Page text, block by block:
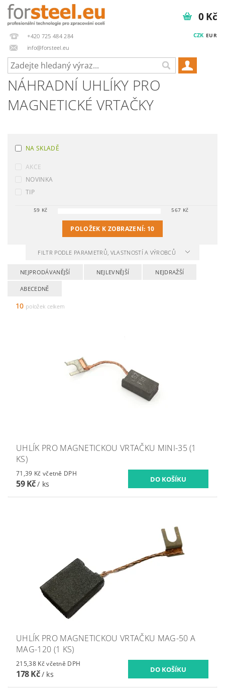
+420 725 484 284
info@forsteel.eu
CZK EUR
0 Kč
NÁHRADNÍ UHLÍKY PRO
MAGNETICKÉ VRTAČKY
NA SKLADĚ
AKCE
NOVINKA
TIP
59 Kč 567 Kč
POLOŽEK K ZOBRAZENÍ: 10
FILTR PODLE PARAMETRŮ, VLASTNOSTÍ A VÝROBCŮ
NEJPRODÁVANĚJŠÍ NEJLEVNĚJŠÍ NEJDRAŽŠÍ
ABECEDNĚ
10 položek celkem
UHLÍK PRO MAGNETICKOU VRTAČKU MINI-35 (1
KS)
71,39 Kč včetně DPH
59 Kč/ ks
UHLÍK PRO MAGNETICKOU VRTAČKU MAG-50 A
MAG-120 (1 KS)
215,38 Kč včetně DPH
178 Kč/ ks